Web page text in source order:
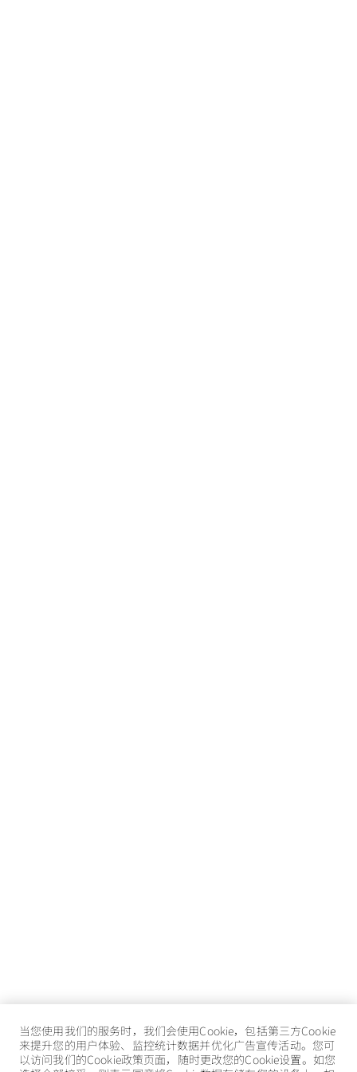
当您使用我们的服务时，我们会使用Cookie，包括第三方Cookie
来提升您的用户体验、监控统计数据并优化广告宣传活动。您可
以访问我们的Cookie政策页面，随时更改您的Cookie设置。如您